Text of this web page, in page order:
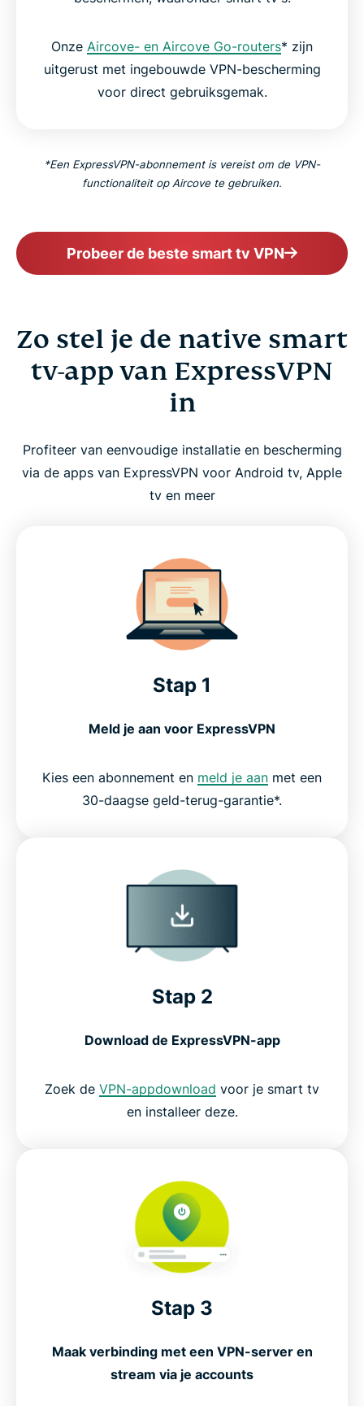
Onze Aircove- en Aircove Go-routers* zijn
uitgerust met ingebouwde VPN-bescherming
voor direct gebruiksgemak.
*Een ExpressVPN-abonnement is vereist om de VPN-
functionaliteit op Aircove te gebruiken.
Probeer de beste smart tv VPN
Zo stel je de native smart
tv-app van ExpressVPN
in
Profiteer van eenvoudige installatie en bescherming
via de apps van ExpressVPN voor Android tv, Apple
tv en meer
Stap 1
Meld je aan voor ExpressVPN
Kies een abonnement en meld je aan met een
30-daagse geld-terug-garantie*.
Stap 2
Download de ExpressVPN-app
Zoek de VPN-appdownload voor je smart tv
en installeer deze.
Stap 3
Maak verbinding met een VPN-server en
stream via je accounts